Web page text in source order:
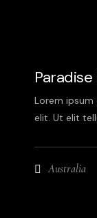
Lorem
elit. Ut elit
Australia